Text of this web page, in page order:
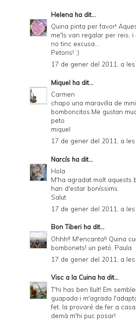
Helena ha dit...
Quina pinta per favor!
me'ls van regalar per reis, i
no tinc excusa...
Petons! ;)
17 de gener del 2011, a
Miquel ha dit...
Carmen
chapo una maravilla de
bomboncitos.Me gustan
peto
miquel
17 de gener del 2011, a
Narcís ha dit...
Hola
M'ha agradat molt aquests
han d'estar boníssims.
Salut
17 de gener del 2011, a
Bon Tiberi ha dit...
Ohhh!! M'encanta!! Quina
bombonets! un petó, Paula
17 de gener del 2011, a
Visc a la Cuina ha dit...
T'hi has ben lluït! Em
guapada i m'agrada
fet, la provaré de fer a
demà m'hi puc posar!